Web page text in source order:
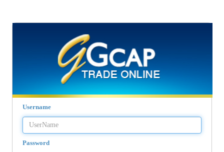
Username
Password